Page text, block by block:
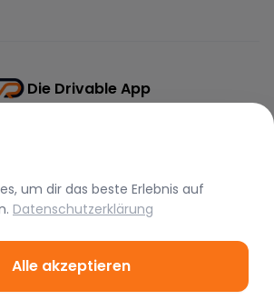
Die Drivable App
um dir das beste Erlebnis auf
Datenschutzerklärung
Alle akzeptieren